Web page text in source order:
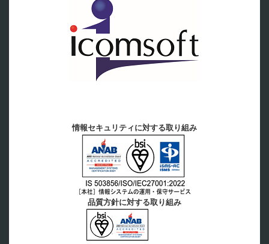
情報セキュリティに対する取り組み
品質方針に対する取り組み